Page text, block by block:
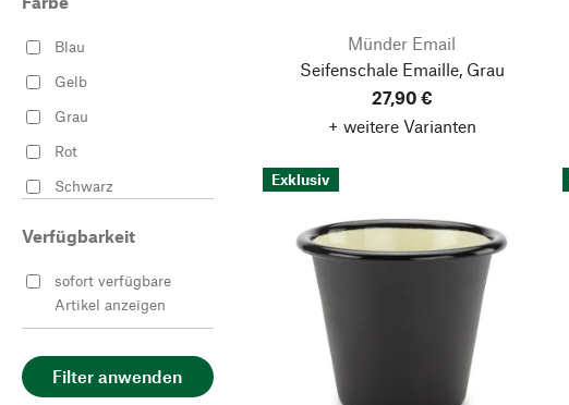
Blau
Gelb
Grau
Rot
Schwarz
Verfügbarkeit
sofort verfügbare
Artikel anzeigen
Filter anwenden
Münder Email
Seifenschale Emaille, Grau
27,90 €
+ weitere Varianten
Exklusiv